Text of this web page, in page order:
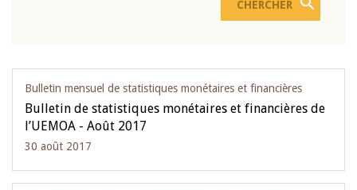
Bulletin mensuel de statistiques monétaires et financières
Bulletin de statistiques monétaires et financières de
l’UEMOA - Août 2017
30 août 2017